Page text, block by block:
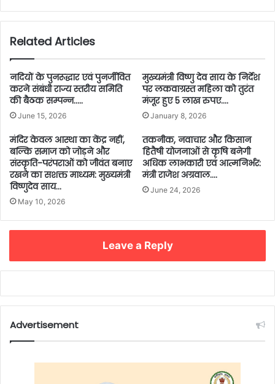
Related Articles
नदियों के पुनरूद्धार एवं पुनर्जीवित
करने संबंधी राज्य स्तरीय समिति
की बैठक सम्पन्न…..
June 15, 2026
मुख्यमंत्री विष्णु देव साय के निर्देश
पर लकवाग्रस्त महिला को तुरंत
मंजूर हुए 5 लाख रुपए….
January 8, 2026
मंदिर केवल आस्था का केंद्र नहीं,
बल्कि समाज को जोड़ने और
संस्कृति-परंपराओं को जीवंत बनाए
रखने का सशक्त माध्यम: मुख्यमंत्री
विष्णुदेव साय…
May 10, 2026
तकनीक, नवाचार और किसान
हितैषी योजनाओं से कृषि बनेगी
अधिक लाभकारी एवं आत्मनिर्भर:
मंत्री राजेश अग्रवाल….
June 24, 2026
Leave a Reply
Advertisement